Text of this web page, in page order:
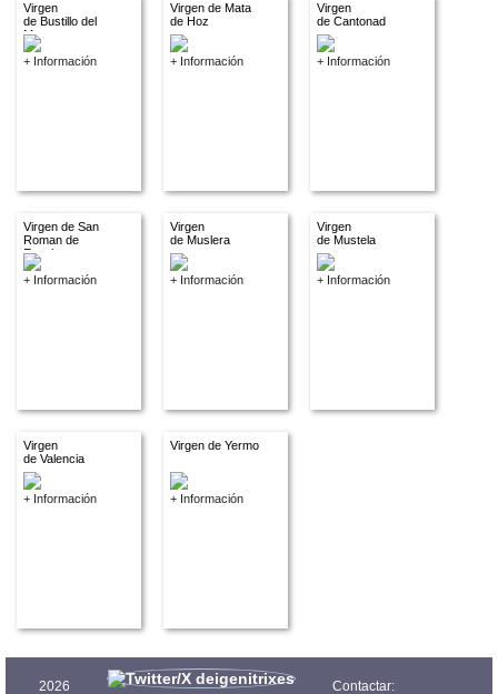
Virgen
de Bustillo del
Monte
+ Información
Virgen de Mata
de Hoz
+ Información
Virgen
de Cantonad
+ Información
Virgen de San
Roman de
Escalante
+ Información
Virgen
de Muslera
+ Información
Virgen
de Mustela
+ Información
Virgen
de Valencia
+ Información
Virgen de Yermo
+ Información
2026 Contactar: